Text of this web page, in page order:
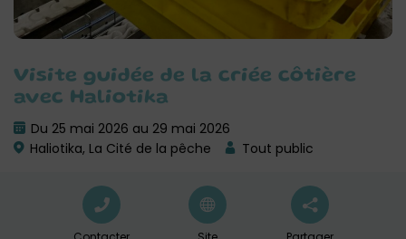
Visite guidée de la criée côtière
avec Haliotika
Du 25 mai 2026 au 29 mai 2026
Haliotika, La Cité de la pêche
Tout public